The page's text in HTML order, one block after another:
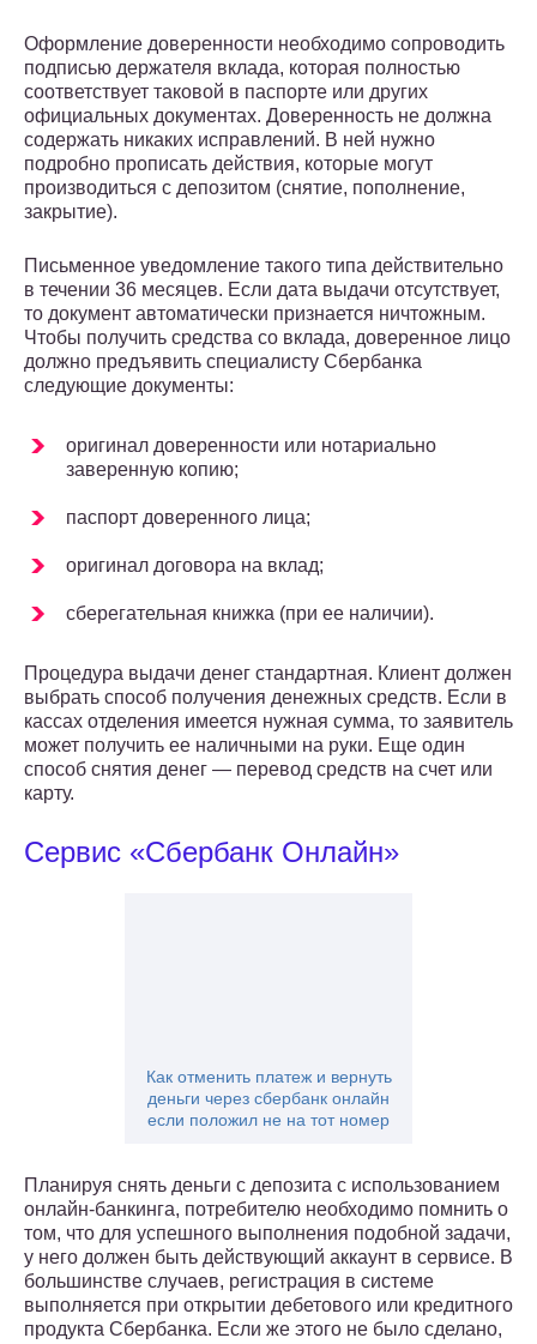
Оформление доверенности необходимо сопроводить
подписью держателя вклада, которая полностью
соответствует таковой в паспорте или других
официальных документах. Доверенность не должна
содержать никаких исправлений. В ней нужно
подробно прописать действия, которые могут
производиться с депозитом (снятие, пополнение,
закрытие).
Письменное уведомление такого типа действительно
в течении 36 месяцев. Если дата выдачи отсутствует,
то документ автоматически признается ничтожным.
Чтобы получить средства со вклада, доверенное лицо
должно предъявить специалисту Сбербанка
следующие документы:
оригинал доверенности или нотариально
заверенную копию;
паспорт доверенного лица;
оригинал договора на вклад;
сберегательная книжка (при ее наличии).
Процедура выдачи денег стандартная. Клиент должен
выбрать способ получения денежных средств. Если в
кассах отделения имеется нужная сумма, то заявитель
может получить ее наличными на руки. Еще один
способ снятия денег — перевод средств на счет или
карту.
Сервис «Сбербанк Онлайн»
Как отменить платеж и вернуть
деньги через сбербанк онлайн
если положил не на тот номер
Планируя снять деньги с депозита с использованием
онлайн-банкинга, потребителю необходимо помнить о
том, что для успешного выполнения подобной задачи,
у него должен быть действующий аккаунт в сервисе. В
большинстве случаев, регистрация в системе
выполняется при открытии дебетового или кредитного
продукта Сбербанка. Если же этого не было сделано,